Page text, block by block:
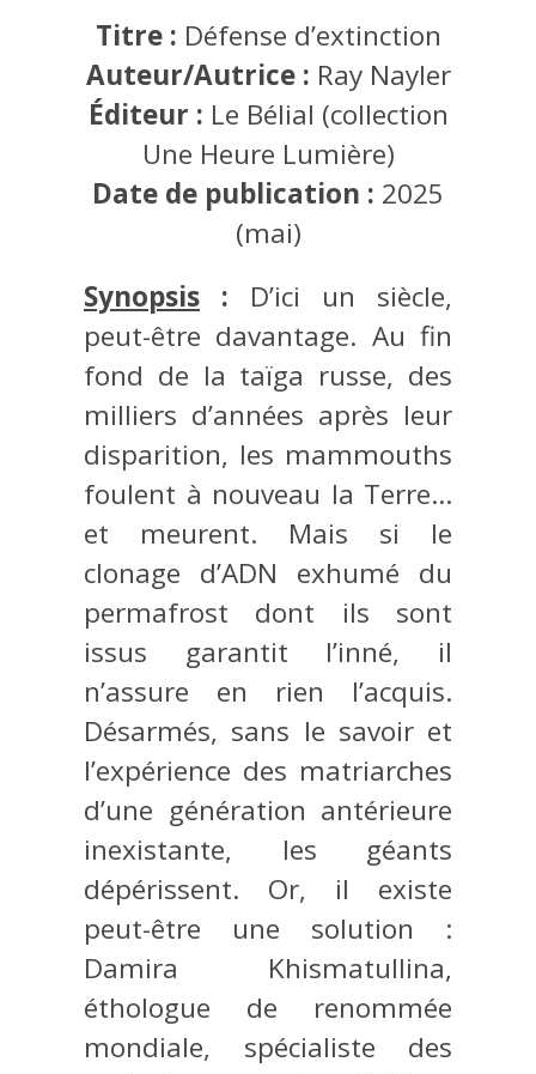
Titre : Défense d’extinction
Auteur/Autrice : Ray Nayler
Éditeur : Le Bélial (collection
Une Heure Lumière)
Date de publication : 2025
(mai)
Synopsis : D’ici un siècle,
peut-être davantage. Au fin
fond de la taïga russe, des
milliers d’années après leur
disparition, les mammouths
foulent à nouveau la Terre…
et meurent. Mais si le
clonage d’ADN exhumé du
permafrost dont ils sont
issus garantit l’inné, il
n’assure en rien l’acquis.
Désarmés, sans le savoir et
l’expérience des matriarches
d’une génération antérieure
inexistante, les géants
dépérissent. Or, il existe
peut-être une solution :
Damira Khismatullina,
éthologue de renommée
mondiale, spécialiste des